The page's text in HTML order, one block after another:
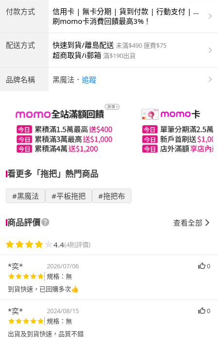
付款方式
信用卡 | 無卡分期 | 貨到付款 | 行動支付 | 超
商付款 | ATM | 銀聯卡
刷momo卡消費回饋最高3%！
配送方式 快速到貨/離島配送 未滿$490 運費$75
超商取貨/i郵箱 滿$190出貨
品牌名稱 黑魔法 ． 追蹤
看更多「拖把」熱門商品
#黑魔法 #平板拖把 #拖把布
商品評價 查看全部
4.4(4則評價)
*奕* 2026/07/06
0
規格：無
到貨快速，已回購多次👍
*奕* 2024/08/15
0
規格：無
出貨及到貨快速，品質不錯